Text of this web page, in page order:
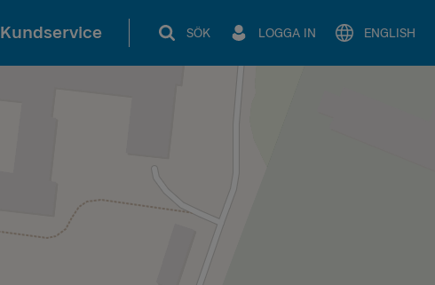
Kundservice SÖK LOGGA IN ENGLISH